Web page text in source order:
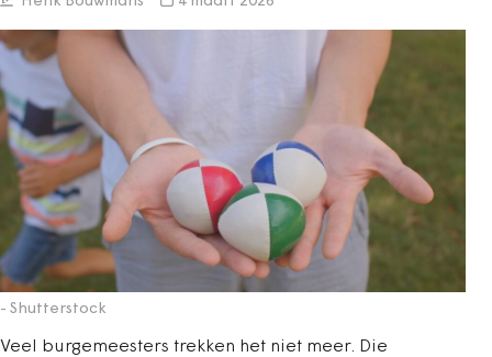
- Shutterstock
Veel burgemeesters trekken het niet meer. Die